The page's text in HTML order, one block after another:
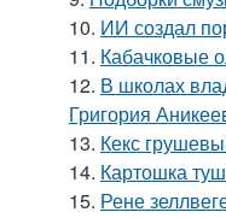
10. ИИ создал
11. Кабачковые
12. В школах
Григория
13. Кекс
14. Картошка
15. Рене